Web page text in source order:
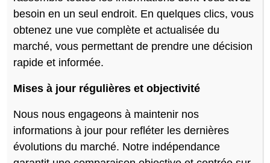
besoin en un seul endroit. En quelques clics, vous
obtenez une vue complète et actualisée du
marché, vous permettant de prendre une décision
rapide et informée.
Mises à jour régulières et objectivité
Nous nous engageons à maintenir nos
informations à jour pour refléter les dernières
évolutions du marché. Notre indépendance